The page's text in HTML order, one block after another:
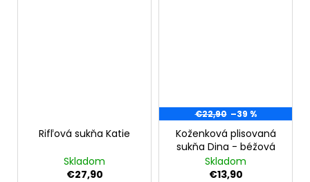
Rifľová sukňa Katie
Skladom
€27,90
€22,90 –39 %
Koženková plisovaná
sukňa Dina - béžová
Skladom
€13,90